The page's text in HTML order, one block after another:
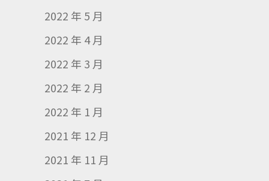
2022 年 5 月
2022 年 4 月
2022 年 3 月
2022 年 2 月
2022 年 1 月
2021 年 12 月
2021 年 11 月